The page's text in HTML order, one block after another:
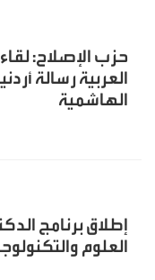
حزب الإصلاح: لقاء
العربية رسالة
الهاشمية
إطلاق برنامج
العلوم